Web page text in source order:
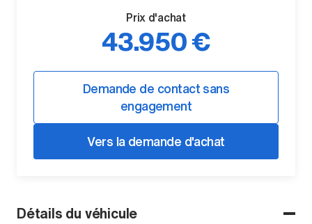
Détails du véhicule
Prix d'achat
43.950 €
Demande de contact sans
engagement
Vers la demande d'achat